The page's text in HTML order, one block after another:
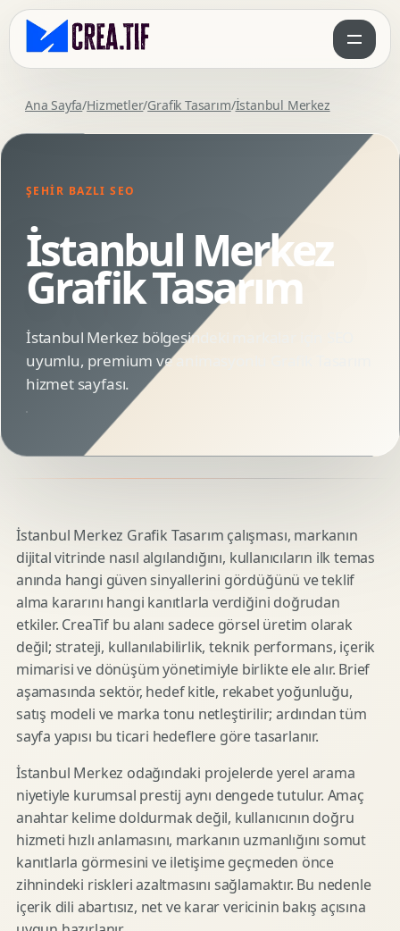
Ana Sayfa/Hizmetler/Grafik Tasarım/İstanbul Merkez
ŞEHIR BAZLI SEO
İstanbul Merkez
Grafik Tasarım
İstanbul Merkez bölgesindeki markalar için SEO
uyumlu, premium ve animasyonlu Grafik Tasarım
hizmet sayfası.
İstanbul Merkez Grafik Tasarım çalışması, markanın
dijital vitrinde nasıl algılandığını, kullanıcıların ilk temas
anında hangi güven sinyallerini gördüğünü ve teklif
alma kararını hangi kanıtlarla verdiğini doğrudan
etkiler. CreaTif bu alanı sadece görsel üretim olarak
değil; strateji, kullanılabilirlik, teknik performans, içerik
mimarisi ve dönüşüm yönetimiyle birlikte ele alır. Brief
aşamasında sektör, hedef kitle, rekabet yoğunluğu,
satış modeli ve marka tonu netleştirilir; ardından tüm
sayfa yapısı bu ticari hedeflere göre tasarlanır.
İstanbul Merkez odağındaki projelerde yerel arama
niyetiyle kurumsal prestij aynı dengede tutulur. Amaç
anahtar kelime doldurmak değil, kullanıcının doğru
hizmeti hızlı anlamasını, markanın uzmanlığını somut
kanıtlarla görmesini ve iletişime geçmeden önce
zihnindeki riskleri azaltmasını sağlamaktır. Bu nedenle
içerik dili abartısız, net ve karar vericinin bakış açısına